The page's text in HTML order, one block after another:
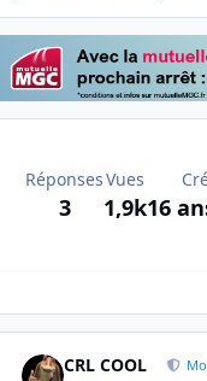
Réponses
3
Vues
1,9k16
CRL COOL